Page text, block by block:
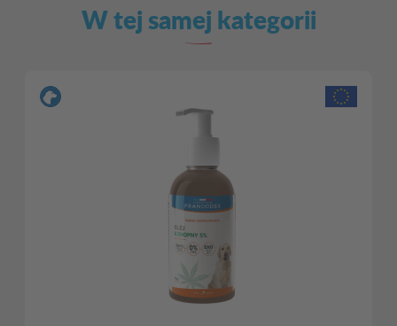
W tej samej kategorii